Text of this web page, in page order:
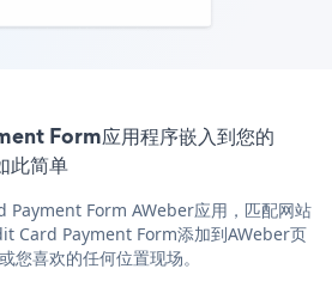
Form应用程序嵌入到您的
此简单
Payment Form AWeber应用，匹配网站
Card Payment Form添加到AWeber页
您喜欢的任何位置现场。